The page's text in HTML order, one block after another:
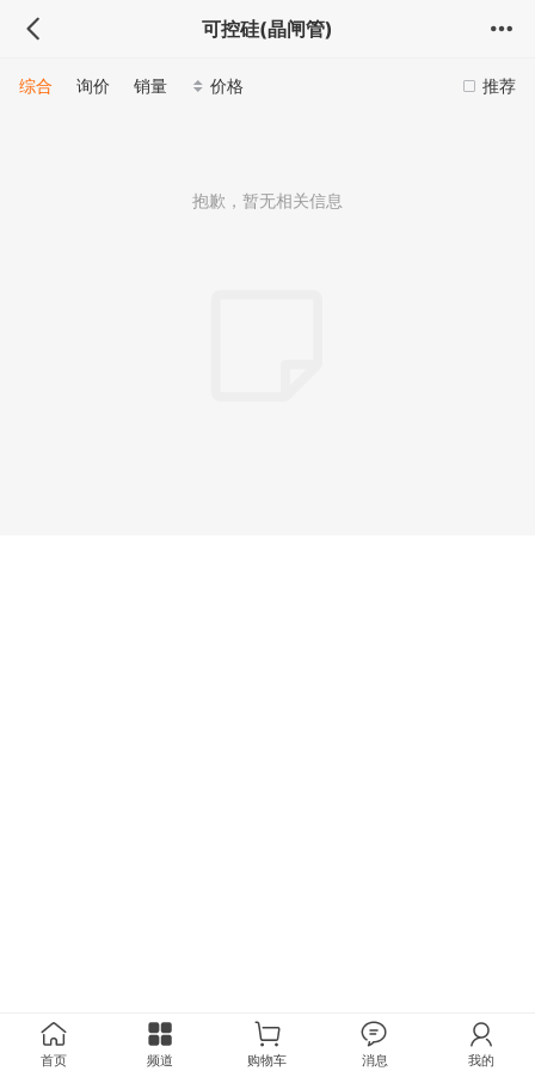
可控硅(晶闸管)
推荐
综合 询价 销量 价格
抱歉，暂无相关信息
首页 频道 购物车 消息 我的